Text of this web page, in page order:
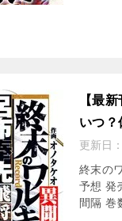
【最
いつ？
更新日：
終末の
予想 発
間隔